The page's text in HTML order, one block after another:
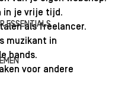
ESSENTIALS
in je vrije tijd.
als freelancer.
muzikant in
bands.
voor andere